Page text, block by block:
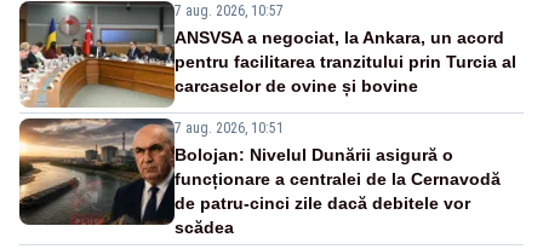
7 aug. 2026, 10:57
ANSVSA a negociat, la Ankara, un acord
pentru facilitarea tranzitului prin Turcia al
carcaselor de ovine și bovine
7 aug. 2026, 10:51
Bolojan: Nivelul Dunării asigură o
funcționare a centralei de la Cernavodă
de patru-cinci zile dacă debitele vor
scădea